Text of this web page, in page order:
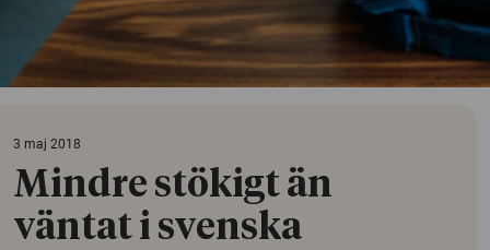
3 maj 2018
Mindre stökigt än
väntat i svenska